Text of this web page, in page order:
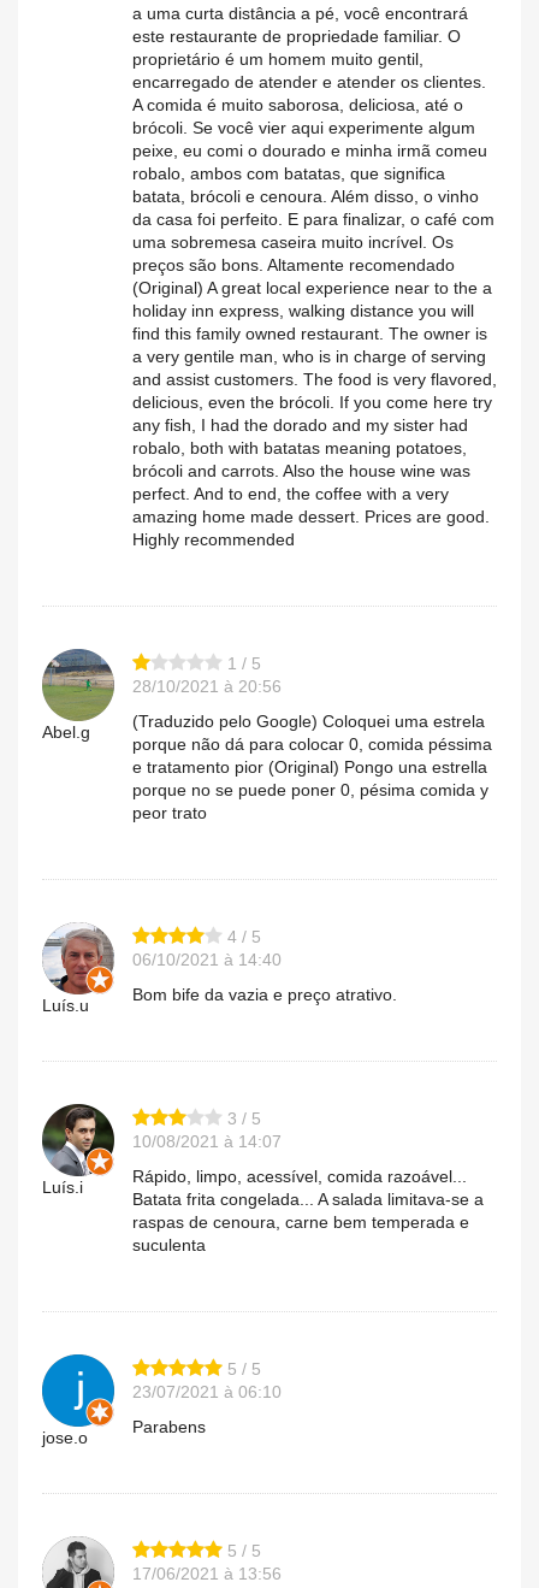
a uma curta distância a pé, você encontrará
este restaurante de propriedade familiar. O
proprietário é um homem muito gentil,
encarregado de atender e atender os clientes.
A comida é muito saborosa, deliciosa, até o
brócoli. Se você vier aqui experimente algum
peixe, eu comi o dourado e minha irmã comeu
robalo, ambos com batatas, que significa
batata, brócoli e cenoura. Além disso, o vinho
da casa foi perfeito. E para finalizar, o café com
uma sobremesa caseira muito incrível. Os
preços são bons. Altamente recomendado
(Original) A great local experience near to the a
holiday inn express, walking distance you will
find this family owned restaurant. The owner is
a very gentile man, who is in charge of serving
and assist customers. The food is very flavored,
delicious, even the brócoli. If you come here try
any fish, I had the dorado and my sister had
robalo, both with batatas meaning potatoes,
brócoli and carrots. Also the house wine was
perfect. And to end, the coffee with a very
amazing home made dessert. Prices are good.
Highly recommended
Abel.g
1 / 5
28/10/2021 à 20:56
(Traduzido pelo Google) Coloquei uma estrela
porque não dá para colocar 0, comida péssima
e tratamento pior (Original) Pongo una estrella
porque no se puede poner 0, pésima comida y
peor trato
Luís.u
4 / 5
06/10/2021 à 14:40
Bom bife da vazia e preço atrativo.
Luís.i
3 / 5
10/08/2021 à 14:07
Rápido, limpo, acessível, comida razoável...
Batata frita congelada... A salada limitava-se a
raspas de cenoura, carne bem temperada e
suculenta
jose.o
5 / 5
23/07/2021 à 06:10
Parabens
5 / 5
17/06/2021 à 13:56